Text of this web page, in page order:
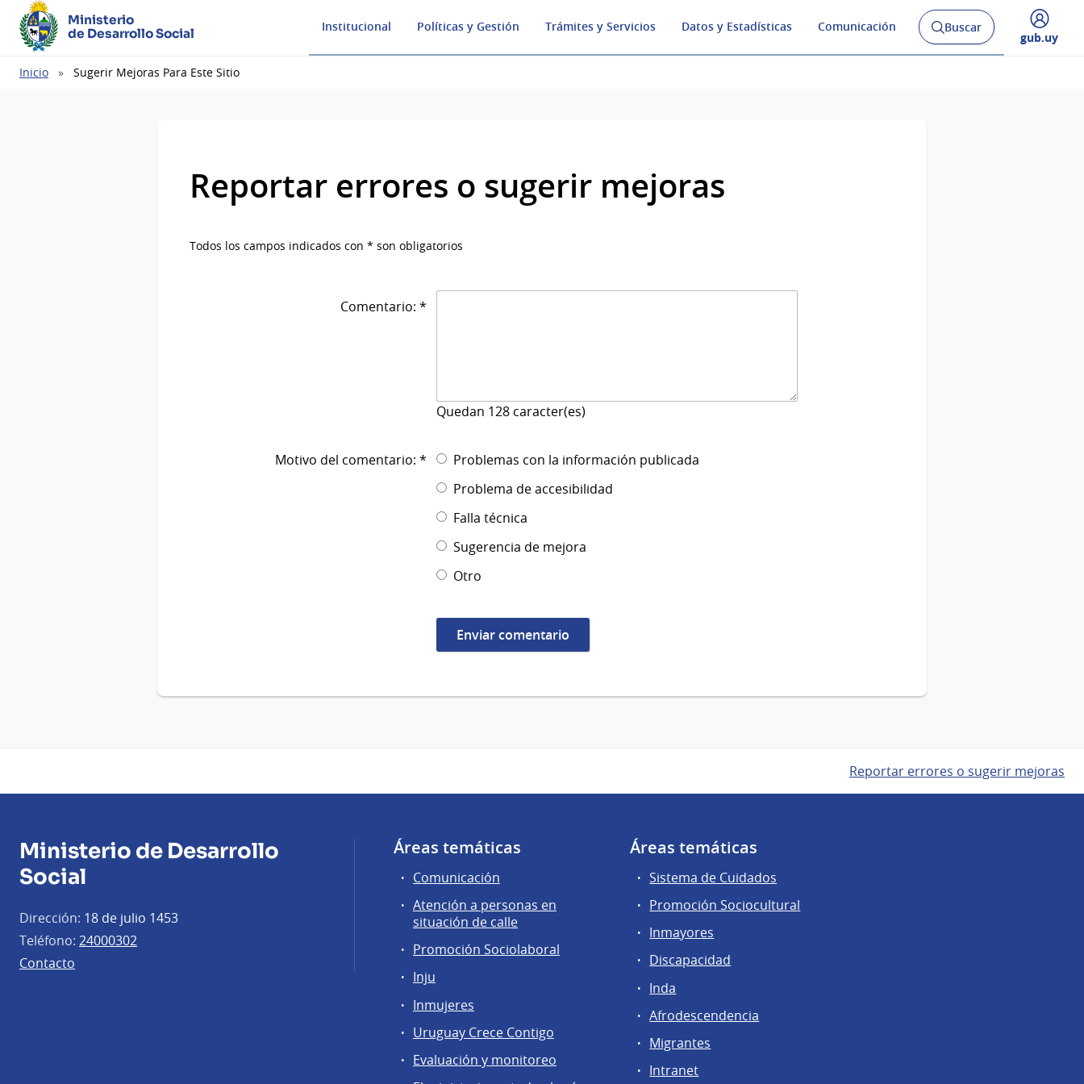
Ministerio
de Desarrollo Social
Institucional Políticas y Gestión Trámites y Servicios Datos y Estadísticas Comunicación
Abrir
buscador
Buscar
Desplegar
gub.uy
Ruta
Inicio Sugerir Mejoras Para Este Sitio
Reportar errores o sugerir mejoras
Todos los campos indicados con * son obligatorios
Comentario: *
Quedan 128 caracter(es)
Motivo del comentario: *
Problemas con la información publicada
Problema de accesibilidad
Falla técnica
Sugerencia de mejora
Otro
Reportar errores o sugerir mejoras
Ministerio de Desarrollo
Social
Dirección: 18 de julio 1453
Teléfono: 24000302
Contacto
Áreas temáticas
Comunicación
Atención a personas en
situación de calle
Promoción Sociolaboral
Inju
Inmujeres
Uruguay Crece Contigo
Evaluación y monitoreo
Áreas temáticas
Sistema de Cuidados
Promoción Sociocultural
Inmayores
Discapacidad
Inda
Afrodescendencia
Migrantes
Intranet